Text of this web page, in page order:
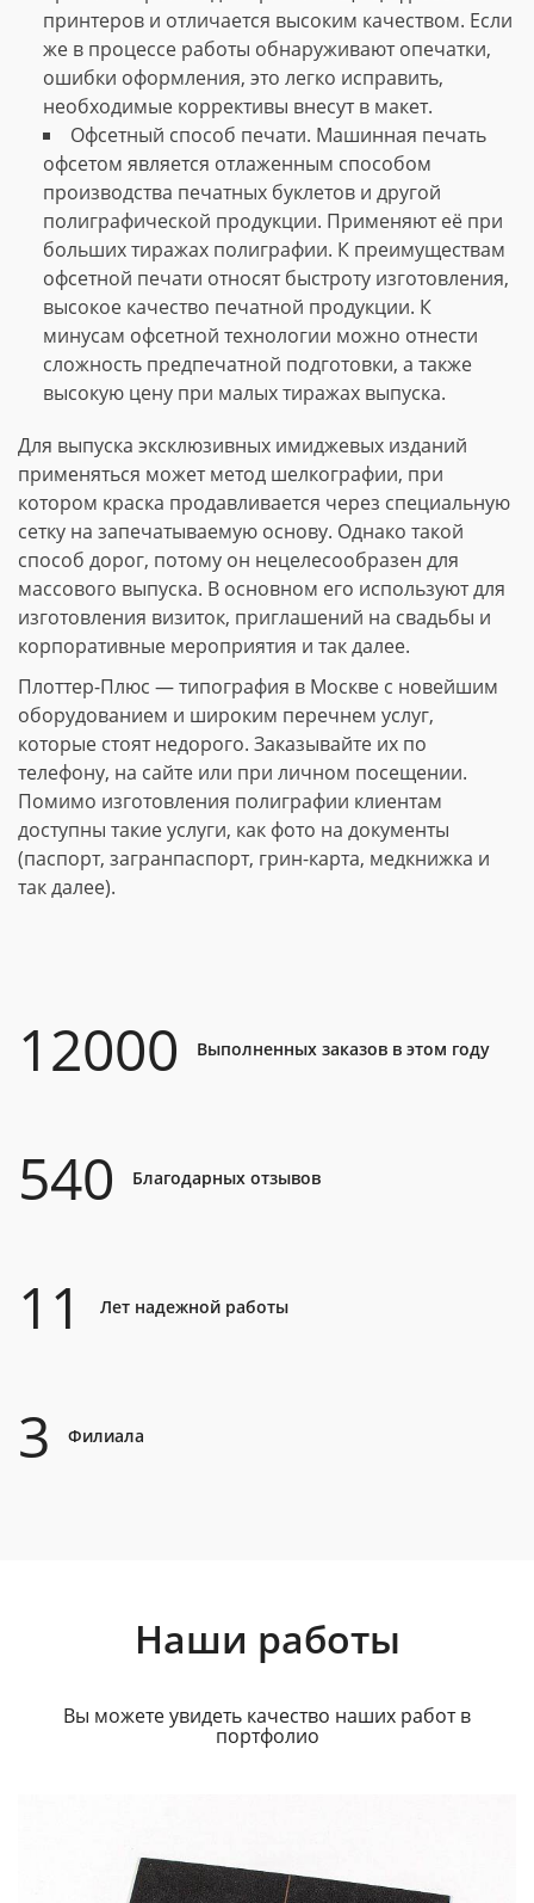
принтеров и отличается высоким качеством. Если
же в процессе работы обнаруживают опечатки,
ошибки оформления, это легко исправить,
необходимые коррективы внесут в макет.
Офсетный способ печати. Машинная печать
офсетом является отлаженным способом
производства печатных буклетов и другой
полиграфической продукции. Применяют её при
больших тиражах полиграфии. К преимуществам
офсетной печати относят быстроту изготовления,
высокое качество печатной продукции. К
минусам офсетной технологии можно отнести
сложность предпечатной подготовки, а также
высокую цену при малых тиражах выпуска.
Для выпуска эксклюзивных имиджевых изданий
применяться может метод шелкографии, при
котором краска продавливается через специальную
сетку на запечатываемую основу. Однако такой
способ дорог, потому он нецелесообразен для
массового выпуска. В основном его используют для
изготовления визиток, приглашений на свадьбы и
корпоративные мероприятия и так далее.
Плоттер-Плюс — типография в Москве с новейшим
оборудованием и широким перечнем услуг,
которые стоят недорого. Заказывайте их по
телефону, на сайте или при личном посещении.
Помимо изготовления полиграфии клиентам
доступны такие услуги, как фото на документы
(паспорт, загранпаспорт, грин-карта, медкнижка и
так далее).
12000 Выполненных заказов в этом году
540 Благодарных отзывов
11 Лет надежной работы
3 Филиала
Наши работы
Вы можете увидеть качество наших работ в
портфолио